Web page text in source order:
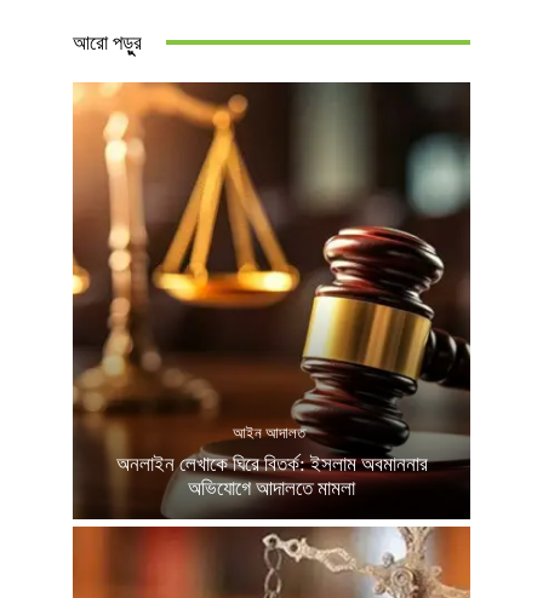
আরো পড়ুুর
আইন আদালত
অনলাইন লেখাকে ঘিরে বিতর্ক: ইসলাম অবমাননার
অভিযোগে আদালতে মামলা